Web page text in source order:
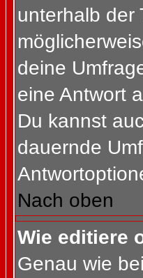
unterhalb der
deine
eine Antwort
Du kannst
dauernde
Nach oben
Wie editiere
Genau wie